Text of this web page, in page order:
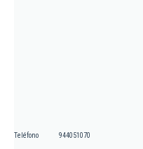
Teléfono 944051070